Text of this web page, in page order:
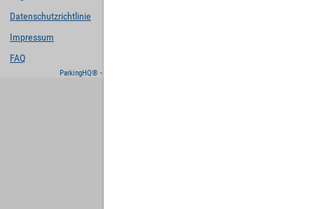
Datenschutzrichtlinie
Impressum
FAQ
ParkingHQ® - eine Lösung von